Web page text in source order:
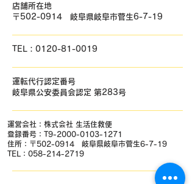
店舗所在地
〒502-0914 岐阜県岐阜市菅生6-7-19
TEL：0120-81-0019
運転代行認定番号
岐阜県公安委員会認定 第283号
運営会社：株式会社 生活住救便
​登録番号：T9-2000-0103-1271
住所：〒502-0914 岐阜県岐阜市菅生6-7-19
TEL：058-214-2719